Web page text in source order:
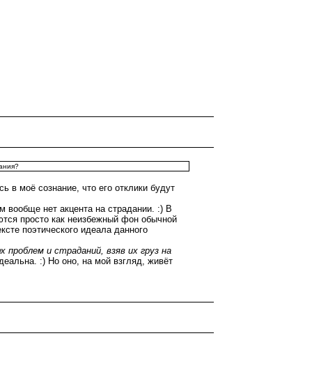
в моё сознание, что его отклики будут
вообще нет акцента на страдании. :) В
просто как неизбежный фон обычной
поэтического идеала данного
проблем и страданий, взяв их груз на
:) Но оно, на мой взгляд, живёт